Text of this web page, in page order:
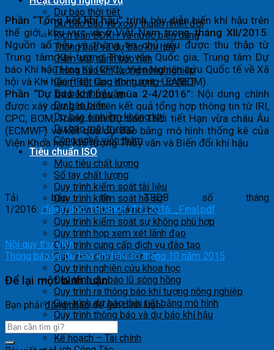
Dự báo thời tiết
Dự báo bão và xoáy thuận nhiệt đới
Kịch bản BĐKH và nước biển dâng
Thông báo và dự báo khí hậu
Giám sát, cảnh báo hạn
Thông báo khí tượng nông nghiệp
Giám sát lắng đọng axít – EANET
Dự báo thủy văn
Dự báo biển
Dự báo ô nhiễm không khí
Dự báo môi trường
Công nghệ viễn thám
Tiêu chuẩn ISO
Mục tiêu chất lượng
Sổ tay chất lượng
Quy trình kiểm soát tài liệu
Quy trình kiểm soát hồ sơ
Quy trình đánh giá nội bộ
Quy trình kiểm soát sự không phù hợp
Quy trình họp xem xét lãnh đạo
Quy trình cung cấp dịch vụ đào tạo
Quy trình đào tạo tiến sĩ
Quy trình nghiên cứu khoa học
Quy trình dự báo lũ sông hồng
Quy trình ra thông báo khí tượng nông nghiệp
Quy trình dự báo thời tiết bằng mô hình
Quy trình thông báo và dự báo khí hậu
Khác
Kế hoạch – Tài chính
Phần “Tổng kết khí hậu”trình bày diễn biến khí hậu trên
thế giới, khu vực và ở Việt Nam trongtháng XII/2015
Nguồn số liệu và thông tin chủ yếu được thu thập từ
Trung tâm Khí tượng Thủy văn Quốc gia, Trung tâm Dự
báo Khí hậu Hoa Kỳ (CPC), Viện Nghiên cứu Quốc tế về Xã
hội và Khí hậu (IRI), Cục Khí tượng Úc (BOM).
Phần “Dự báo khí hậu mùa 2-4/2016”: Nội dung chính
được xây dựng dựa trên kết quả tổng hợp thông tin từ IRI,
CPC, BOM, Trung tâm Dự báo Thời tiết Hạn vừa châu Âu
(ECMWF) và kết quả dự báo bằng mô hình thống kê của
Viện Khoa học Khí tượng Thủy văn và Biến đổi khí hậu.
Tải bản tin TBDB số tháng
1/2016: /files/doc/TBDBKH_T1_2016 _Final.pdf
Nội quy thư viện
Thông báo và dự báo khí hậu số tháng 10 năm 2015
Để lại một bình luận
Bạn phảiđăng nhậpđể gửi bình luận.